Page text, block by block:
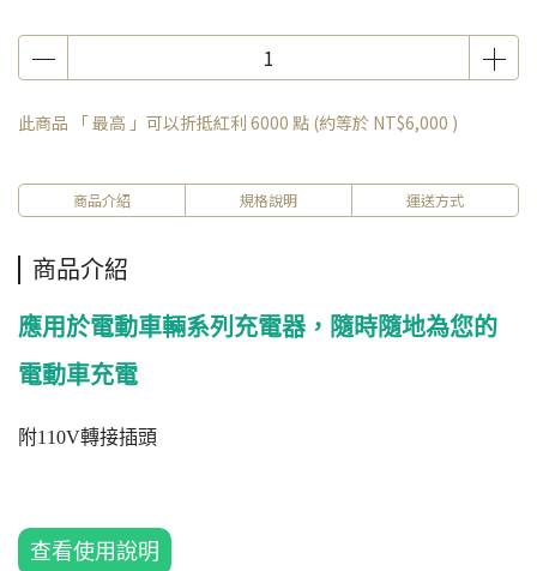
此商品 「 最高 」可以折抵紅利 6000 點 (約等於 NT$6,000 )
商品介紹 規格說明 運送方式
商品介紹
應用於電動車輛系列充電器，隨時隨地為您的
電動車充電
附110V轉接插頭
查看使用說明